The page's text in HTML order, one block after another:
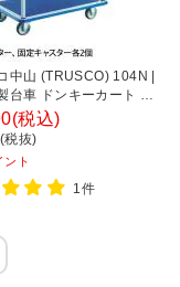
中山 (TRUSCO) 104N |
台車 ドンキーカート 台
片袖タイプ 740×480mm
重150kg 幅480×奥行
(税込)
税抜)
ント
1件